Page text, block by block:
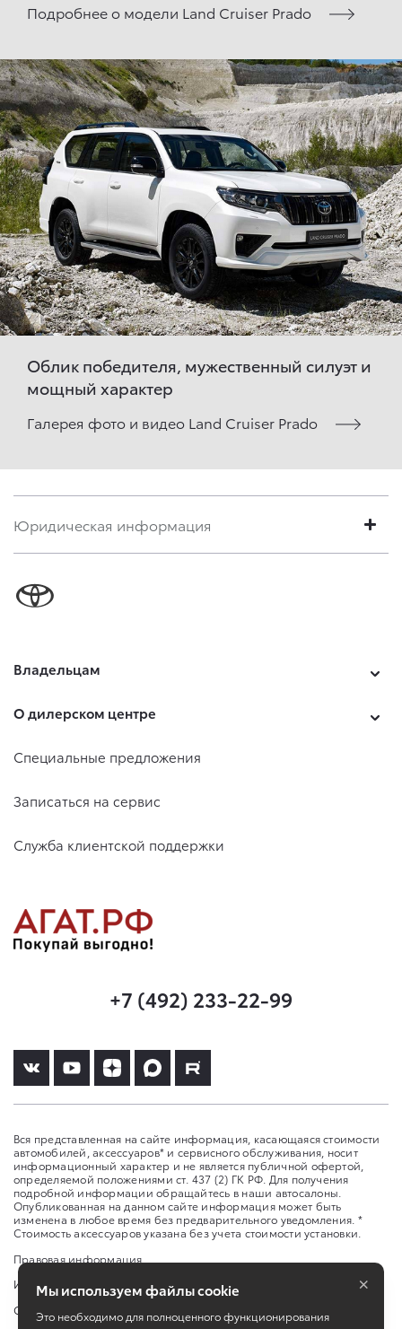
Подробнее о модели Land Cruiser Prado
Облик победителя, мужественный силуэт и
мощный характер
Галерея фото и видео Land Cruiser Prado
Юридическая информация
Владельцам
О дилерском центре
Специальные предложения
Записаться на сервис
Служба клиентской поддержки
+7 (492) 233-22-99
Вся представленная на сайте информация, касающаяся стоимости
автомобилей, аксессуаров* и сервисного обслуживания, носит
информационный характер и не является публичной офертой,
определяемой положениями ст. 437 (2) ГК РФ. Для получения
подробной информации обращайтесь в наши автосалоны.
Опубликованная на данном сайте информация может быть
изменена в любое время без предварительного уведомления. *
Стоимость аксессуаров указана без учета стоимости установки.
Правовая информация
Изменить настройку cookies
Сбросить cookie
Мы используем файлы cookie
Это необходимо для полноценного функционирования
×